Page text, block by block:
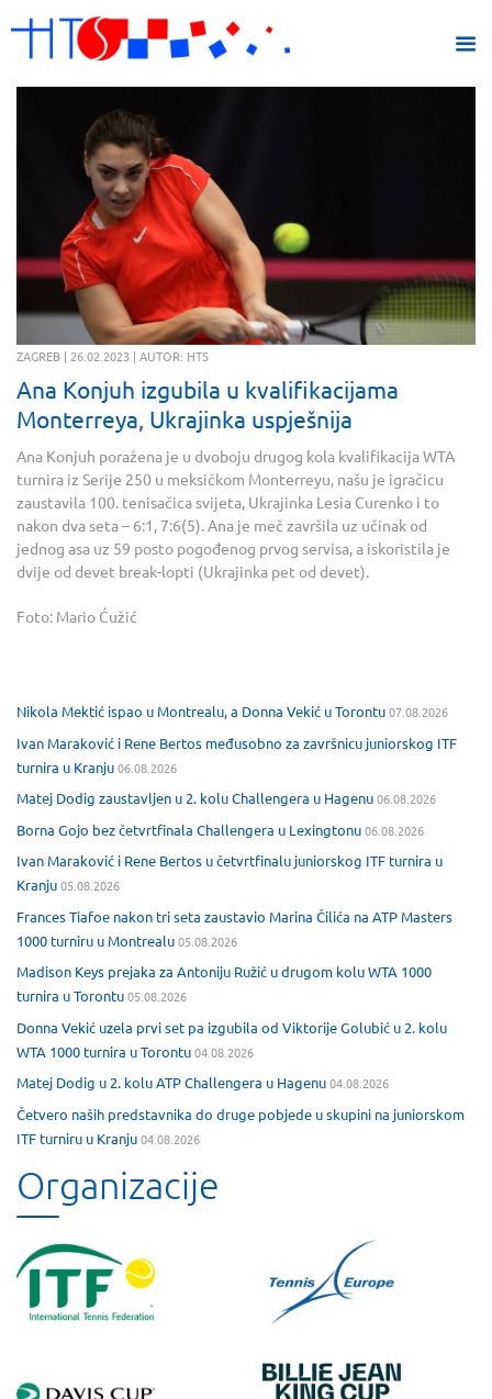
ZAGREB | 26.02.2023 | AUTOR: HTS
Ana Konjuh izgubila u kvalifikacijama
Monterreya, Ukrajinka uspješnija
Ana Konjuh poražena je u dvoboju drugog kola kvalifikacija WTA
turnira iz Serije 250 u meksičkom Monterreyu, našu je igračicu
zaustavila 100. tenisačica svijeta, Ukrajinka Lesia Curenko i to
nakon dva seta – 6:1, 7:6(5). Ana je meč završila uz učinak od
jednog asa uz 59 posto pogođenog prvog servisa, a iskoristila je
dvije od devet break-lopti (Ukrajinka pet od devet).
Foto: Mario Ćužić
Nikola Mektić ispao u Montrealu, a Donna Vekić u Torontu07.08.2026
Ivan Maraković i Rene Bertos međusobno za završnicu juniorskog ITF
turnira u Kranju06.08.2026
Matej Dodig zaustavljen u 2. kolu Challengera u Hagenu06.08.2026
Borna Gojo bez četvrtfinala Challengera u Lexingtonu06.08.2026
Ivan Maraković i Rene Bertos u četvrtfinalu juniorskog ITF turnira u
Kranju05.08.2026
Frances Tiafoe nakon tri seta zaustavio Marina Čilića na ATP Masters
1000 turniru u Montrealu05.08.2026
Madison Keys prejaka za Antoniju Ružić u drugom kolu WTA 1000
turnira u Torontu05.08.2026
Donna Vekić uzela prvi set pa izgubila od Viktorije Golubić u 2. kolu
WTA 1000 turnira u Torontu04.08.2026
Matej Dodig u 2. kolu ATP Challengera u Hagenu04.08.2026
Četvero naših predstavnika do druge pobjede u skupini na juniorskom
ITF turniru u Kranju04.08.2026
Organizacije